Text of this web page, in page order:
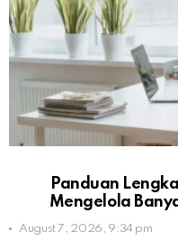
Panduan
Mengelola
August 7, 2026, 9:34 pm